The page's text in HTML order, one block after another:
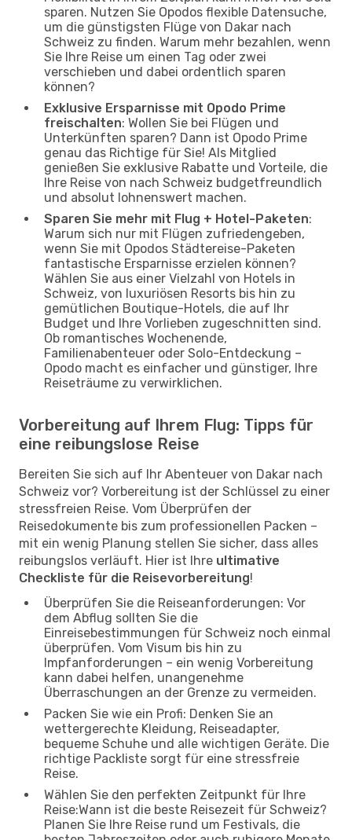
sparen. Nutzen Sie Opodos flexible Datensuche,
um die günstigsten Flüge von Dakar nach
Schweiz zu finden. Warum mehr bezahlen, wenn
Sie Ihre Reise um einen Tag oder zwei
verschieben und dabei ordentlich sparen
können?
Exklusive Ersparnisse mit Opodo Prime
freischalten: Wollen Sie bei Flügen und
Unterkünften sparen? Dann ist Opodo Prime
genau das Richtige für Sie! Als Mitglied
genießen Sie exklusive Rabatte und Vorteile, die
Ihre Reise von nach Schweiz budgetfreundlich
und absolut lohnenswert machen.
Sparen Sie mehr mit Flug + Hotel-Paketen:
Warum sich nur mit Flügen zufriedengeben,
wenn Sie mit Opodos Städtereise-Paketen
fantastische Ersparnisse erzielen können?
Wählen Sie aus einer Vielzahl von Hotels in
Schweiz, von luxuriösen Resorts bis hin zu
gemütlichen Boutique-Hotels, die auf Ihr
Budget und Ihre Vorlieben zugeschnitten sind.
Ob romantisches Wochenende,
Familienabenteuer oder Solo-Entdeckung –
Opodo macht es einfacher und günstiger, Ihre
Reiseträume zu verwirklichen.
Vorbereitung auf Ihrem Flug: Tipps für
eine reibungslose Reise
Bereiten Sie sich auf Ihr Abenteuer von Dakar nach
Schweiz vor? Vorbereitung ist der Schlüssel zu einer
stressfreien Reise. Vom Überprüfen der
Reisedokumente bis zum professionellen Packen –
mit ein wenig Planung stellen Sie sicher, dass alles
reibungslos verläuft. Hier ist Ihre ultimative
Checkliste für die Reisevorbereitung!
Überprüfen Sie die Reiseanforderungen: Vor
dem Abflug sollten Sie die
Einreisebestimmungen für Schweiz noch einmal
überprüfen. Vom Visum bis hin zu
Impfanforderungen – ein wenig Vorbereitung
kann dabei helfen, unangenehme
Überraschungen an der Grenze zu vermeiden.
Packen Sie wie ein Profi: Denken Sie an
wettergerechte Kleidung, Reiseadapter,
bequeme Schuhe und alle wichtigen Geräte. Die
richtige Packliste sorgt für eine stressfreie
Reise.
Wählen Sie den perfekten Zeitpunkt für Ihre
Reise:Wann ist die beste Reisezeit für Schweiz?
Planen Sie Ihre Reise rund um Festivals, die